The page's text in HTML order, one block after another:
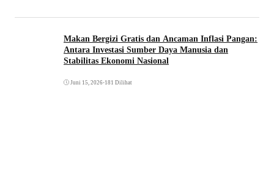
Makan Bergizi Gratis dan Ancaman Inflasi Pangan:
Antara Investasi Sumber Daya Manusia dan
Stabilitas Ekonomi Nasional
Juni 15, 2026•181 Dilihat